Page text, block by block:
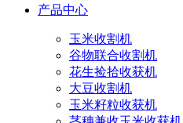
产品中心
玉米收割机
谷物联合收割机
花生捡拾收获机
大豆收割机
玉米籽粒收获机